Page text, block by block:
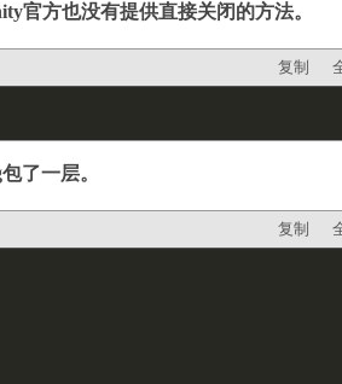
官方也没有提供直接关闭的方法。
复制
了一层。
复制